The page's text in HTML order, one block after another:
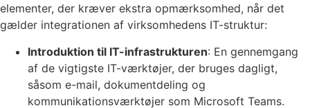
elementer, der kræver ekstra opmærksomhed, når det
gælder integrationen af virksomhedens IT-struktur:
Introduktion til IT-infrastrukturen: En gennemgang
af de vigtigste IT-værktøjer, der bruges dagligt,
såsom e-mail, dokumentdeling og
kommunikationsværktøjer som Microsoft Teams.